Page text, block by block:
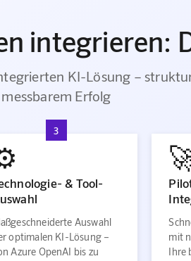
integrieren:
KI-Lösung –
messbarem Erfolg
3
& Tool-
Auswahl
optimalen KI-Lösung –
Azure OpenAI bis zu
mit
Ihre